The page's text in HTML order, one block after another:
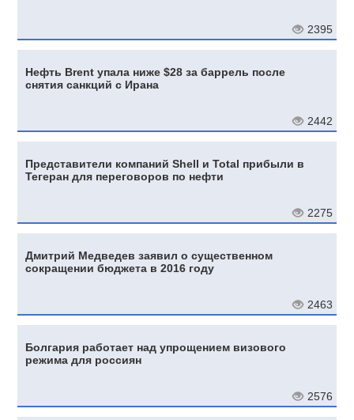
2395
Нефть Brent упала ниже $28 за баррель после
снятия санкций с Ирана
2442
Представители компаний Shell и Total прибыли в
Тегеран для переговоров по нефти
2275
Дмитрий Медведев заявил о существенном
сокращении бюджета в 2016 году
2463
Болгария работает над упрощением визового
режима для россиян
2576